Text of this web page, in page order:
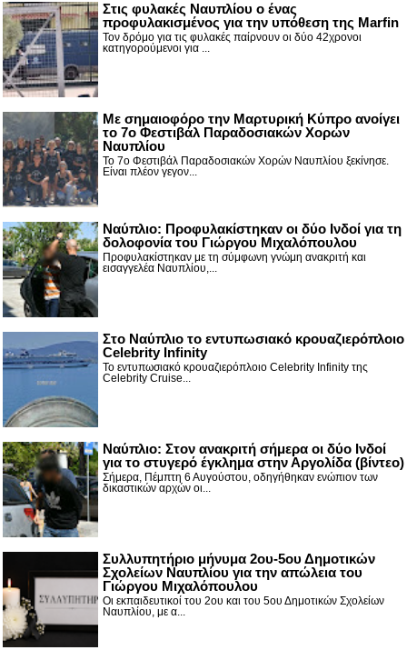
Στις φυλακές Ναυπλίου ο ένας
προφυλακισμένος για την υπόθεση της Marfin
Τον δρόμο για τις φυλακές παίρνουν οι δύο 42χρονοι
κατηγορούμενοι για ...
Με σημαιοφόρο την Μαρτυρική Κύπρο ανοίγει
το 7ο Φεστιβάλ Παραδοσιακών Χορών
Ναυπλίου
Το 7ο Φεστιβάλ Παραδοσιακών Χορών Ναυπλίου ξεκίνησε.
Είναι πλέον γεγον...
Ναύπλιο: Προφυλακίστηκαν οι δύο Ινδοί για τη
δολοφονία του Γιώργου Μιχαλόπουλου
Προφυλακίστηκαν με τη σύμφωνη γνώμη ανακριτή και
εισαγγελέα Ναυπλίου,...
Στο Ναύπλιο το εντυπωσιακό κρουαζιερόπλοιο
Celebrity Infinity
Το εντυπωσιακό κρουαζιερόπλοιο Celebrity Infinity της
Celebrity Cruise...
Nαύπλιο: Στον ανακριτή σήμερα οι δύο Ινδοί
για το στυγερό έγκλημα στην Αργολίδα (βίντεο)
Σήμερα, Πέμπτη 6 Αυγούστου, οδηγήθηκαν ενώπιον των
δικαστικών αρχών οι...
Συλλυπητήριο μήνυμα 2ου-5ου Δημοτικών
Σχολείων Ναυπλίου για την απώλεια του
Γιώργου Μιχαλόπουλου
Οι εκπαιδευτικοί του 2ου και του 5ου Δημοτικών Σχολείων
Ναυπλίου, με α...